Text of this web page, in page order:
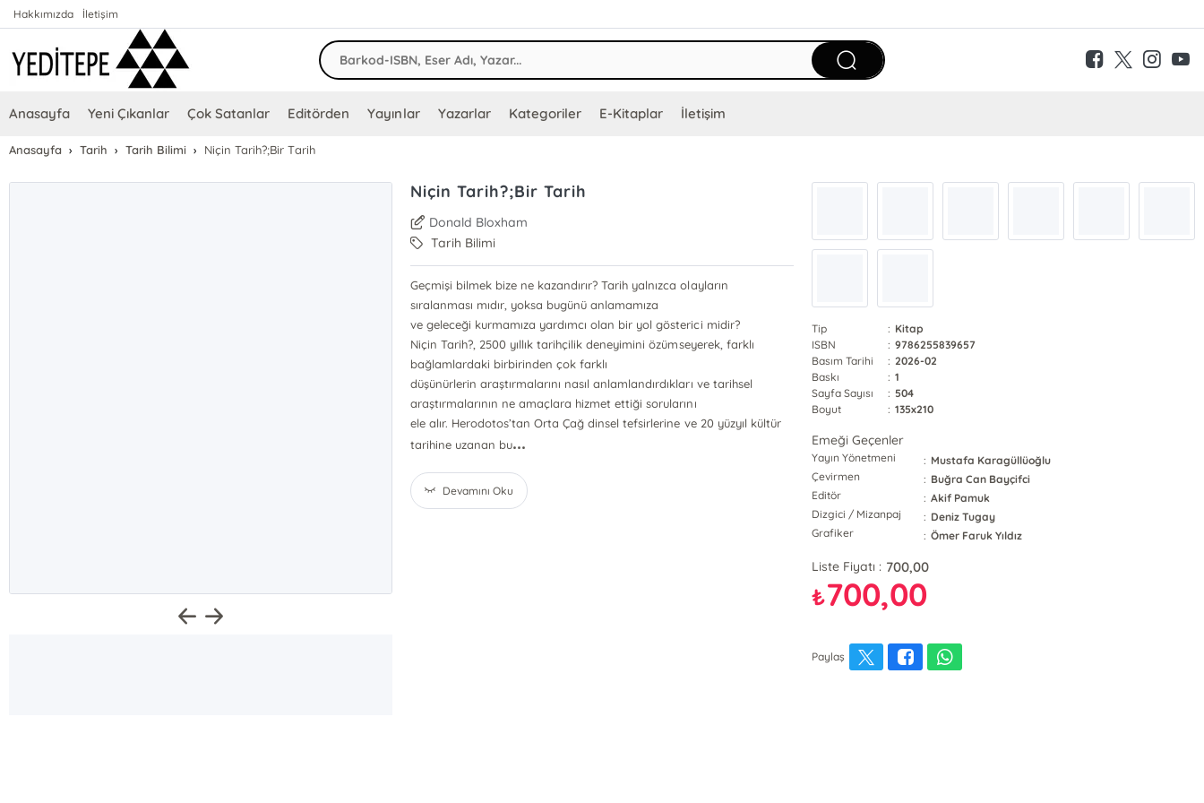
Hakkımızda İletişim
Anasayfa Yeni Çıkanlar Çok Satanlar Editörden Yayınlar Yazarlar Kategoriler E-Kitaplar İletişim
Anasayfa Tarih Tarih Bilimi Niçin Tarih?;Bir Tarih
Niçin Tarih?;Bir Tarih
Donald Bloxham
Tarih Bilimi
Geçmişi bilmek bize ne kazandırır? Tarih yalnızca olayların
sıralanması mıdır, yoksa bugünü anlamamıza
ve geleceği kurmamıza yardımcı olan bir yol gösterici midir?
Niçin Tarih?, 2500 yıllık tarihçilik deneyimini özümseyerek, farklı
bağlamlardaki birbirinden çok farklı
düşünürlerin araştırmalarını nasıl anlamlandırdıkları ve tarihsel
araştırmalarının ne amaçlara hizmet ettiği sorularını
ele alır. Herodotos’tan Orta Çağ dinsel tefsirlerine ve 20 yüzyıl kültür
tarihine uzanan bu...
Devamını Oku
Tip : Kitap
ISBN
: 9786255839657
Basım Tarihi
: 2026-02
Baskı
: 1
Sayfa Sayısı
: 504
Boyut
: 135x210
Emeği Geçenler
Yayın Yönetmeni : Mustafa Karagüllüoğlu
Çevirmen
: Buğra Can Bayçifci
Editör
: Akif Pamuk
Dizgici / Mizanpaj
: Deniz Tugay
Grafiker
: Ömer Faruk Yıldız
Liste Fiyatı : 700,00
₺700,00
Paylaş